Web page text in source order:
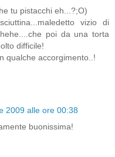
tu pistacchi eh...?;O)
vizio di
poi da una torta
difficile!
qualche accorgimento..!
2009 alle ore 00:38
buonissima!